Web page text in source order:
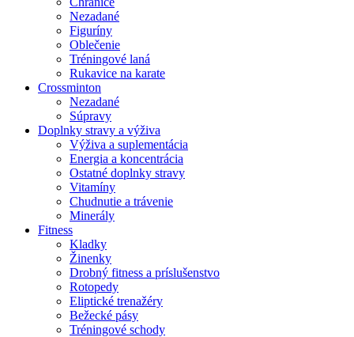
Nezadané
Figuríny
Oblečenie
Tréningové laná
Rukavice na karate
Crossminton
Nezadané
Súpravy
Doplnky stravy a výživa
Výživa a suplementácia
Energia a koncentrácia
Ostatné doplnky stravy
Vitamíny
Chudnutie a trávenie
Minerály
Fitness
Kladky
Žinenky
Drobný fitness a príslušenstvo
Rotopedy
Eliptické trenažéry
Bežecké pásy
Tréningové schody